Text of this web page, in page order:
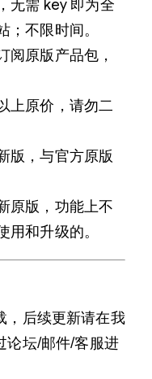
无需 key 即为全
不限时间。
阅原版产品包，
上原价，请勿二
版，与官方原版
原版，功能上不
和升级的。
，后续更新请在我
论坛/邮件/客服进